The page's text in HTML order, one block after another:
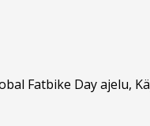
Fatbike Day ajelu,